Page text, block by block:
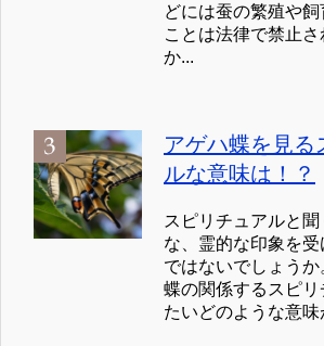
どには蚕の繁殖や飼
ことは法律で禁止
か...
アゲハ蝶を見る
ルな意味は！？
スピリチュアルと聞
な、霊的な印象を
ではないでしょう
蝶の関係するスピ
たいどのような意味